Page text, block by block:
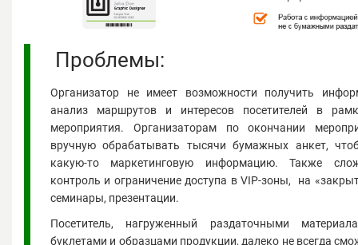
Проблемы:
Организатор не имеет возможности получить
анализ маршрутов и интересов посетителей в
мероприятия. Организаторам по окончании
вручную обрабатывать тысячи бумажных анкет,
какую-то маркетинговую информацию. Также
контроль и ограничение доступа вVIP-зоны, на
семинары, презентации.
Посетитель, нагруженный раздаточными
буклетами и образцами продукции, далеко не всегда